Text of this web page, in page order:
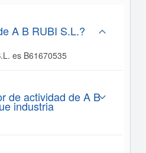
A B RUBI S.L.?
es B61670535
de actividad de A B
industria